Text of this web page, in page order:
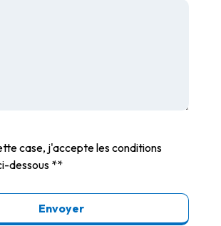
case, j'accepte les conditions
dessous **
Envoyer